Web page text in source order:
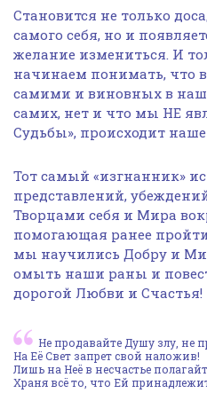
Становится не только
самого себя, но и
желание измениться. И
начинаем понимать, что
самими и виновных в
самих, нет и что мы НЕ
Судьбы», происходит
Тот самый «изгнанник»
представлений,
Творцами себя и Мира
помогающая ранее
мы научились Добру и
омыть наши раны и
дорогой Любви и Счастья!
Не продавайте Душу злу, не
На Её Свет запрет свой наложив!
Лишь на Неё в несчастье
Храня всё то, что Ей